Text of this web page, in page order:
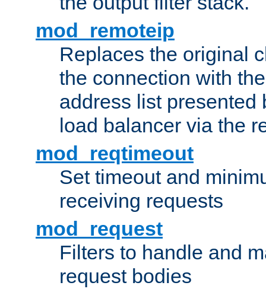
mod_remoteip
Replaces the original
the connection with
address list presented
load balancer via the
mod_reqtimeout
Set timeout and
receiving requests
mod_request
Filters to handle and
request bodies